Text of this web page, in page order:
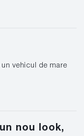
vehicul de mare
nou look,